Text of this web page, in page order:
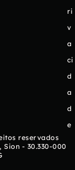
ri
v
a
ci
d
a
d
e
reservados
Sion - 30.330-000